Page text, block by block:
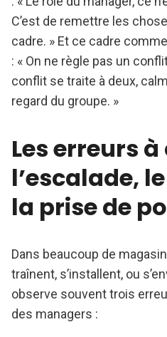
C’est de remettre les
cadre. » Et ce cadre
: « On ne règle pas un
conflit se traite à deux,
regard du groupe. »
Les erreurs
l’escalade,
la prise de
Dans beaucoup de
traînent, s’installent, ou
observe souvent trois
des managers :